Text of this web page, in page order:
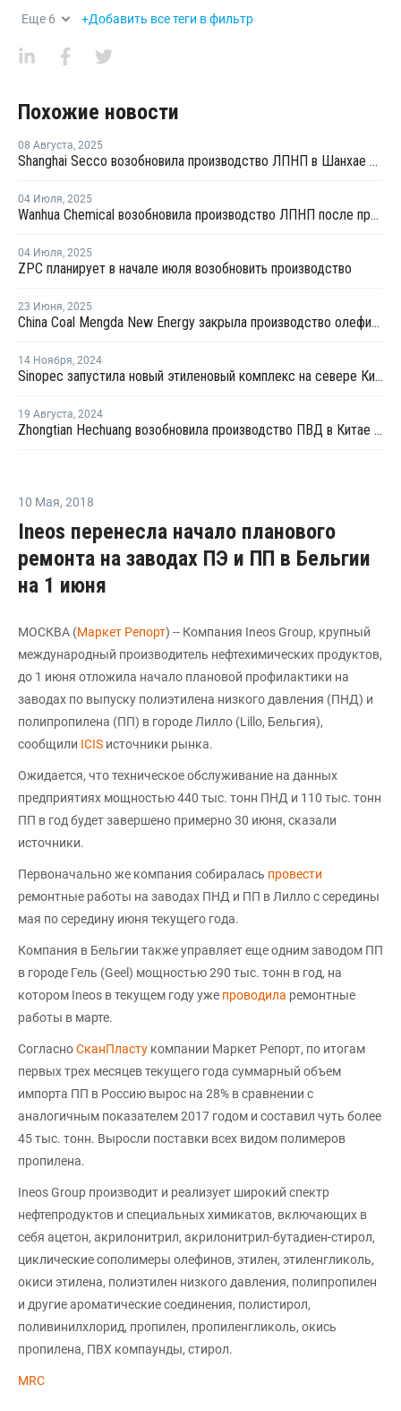
Еще 6 +Добавить все теги в фильтр
Похожие новости
08 Августа, 2025
Shanghai Secco возобновила производство ЛПНП в Шанхае после ремонта
04 Июля, 2025
Wanhua Chemical возобновила производство ЛПНП после профилактики
04 Июля, 2025
ZPC планирует в начале июля возобновить производство
23 Июня, 2025
China Coal Mengda New Energy закрыла производство олефинов на ремонт
14 Ноября, 2024
Sinopec запустила новый этиленовый комплекс на севере Китая
19 Августа, 2024
Zhongtian Hechuang возобновила производство ПВД в Китае после профилактики
10 Мая, 2018
Ineos перенесла начало планового
ремонта на заводах ПЭ и ПП в Бельгии
на 1 июня
МОСКВА (Маркет Репорт) -- Компания Ineos Group, крупный
международный производитель нефтехимических продуктов,
до 1 июня отложила начало плановой профилактики на
заводах по выпуску полиэтилена низкого давления (ПНД) и
полипропилена (ПП) в городе Лилло (Lillo, Бельгия),
сообщили ICIS источники рынка.
Ожидается, что техническое обслуживание на данных
предприятиях мощностью 440 тыс. тонн ПНД и 110 тыс. тонн
ПП в год будет завершено примерно 30 июня, сказали
источники.
Первоначально же компания собиралась провести
ремонтные работы на заводах ПНД и ПП в Лилло с середины
мая по середину июня текущего года.
Компания в Бельгии также управляет еще одним заводом ПП
в городе Гель (Geel) мощностью 290 тыс. тонн в год, на
котором Ineos в текущем году уже проводила ремонтные
работы в марте.
СогласноСканПласту компании Маркет Репорт, по итогам
первых трех месяцев текущего года суммарный объем
импорта ПП в Россию вырос на 28% в сравнении с
аналогичным показателем 2017 годом и составил чуть более
45 тыс. тонн. Выросли поставки всех видом полимеров
пропилена.
Ineos Group производит и реализует широкий спектр
нефтепродуктов и специальных химикатов, включающих в
себя ацетон, акрилонитрил, акрилонитрил-бутадиен-стирол,
циклические сополимеры олефинов, этилен, этиленгликоль,
окиси этилена, полиэтилен низкого давления, полипропилен
и другие ароматические соединения, полистирол,
поливинилхлорид, пропилен, пропиленгликоль, окись
пропилена, ПВХ компаунды, стирол.
MRC